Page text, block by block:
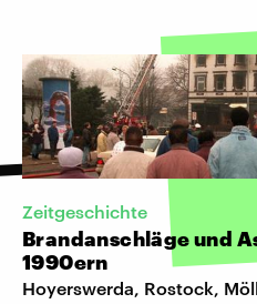
Zeitgeschichte
Brandanschläge und
1990ern
Hoyerswerda, Rostock,